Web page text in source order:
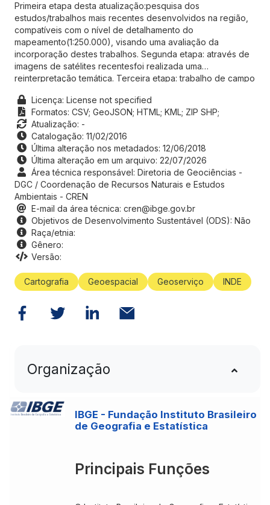
Primeira etapa desta atualização:pesquisa dos
estudos/trabalhos mais recentes desenvolvidos na região,
compatíveis com o nível de detalhamento do
mapeamento(1:250.000), visando uma avaliação da
incorporação destes trabalhos. Segunda etapa: através de
imagens de satélites recentesfoi realizada uma
reinterpretação temática. Terceira etapa: trabalho de campo
necessário. Quarta etapa: reinterpretação final. Quinta
etapa: armazenamento das informações gráficas e
alfanuméricasatualizadas no banco de dados, estruturado
para a utilização destas informações em um ambiente de
SIG. Constam deste bancoinformações sobre as unidades
geológicas, suas descrições, estruturas e análises diversas.
Licença: License not specified
Formatos: CSV; GeoJSON; HTML; KML; ZIP SHP;
Atualização: -
Catalogação: 11/02/2016
Última alteração nos metadados: 12/06/2018
Última alteração em um arquivo: 22/07/2026
Área técnica responsável: Diretoria de Geociências -
DGC / Coordenação de Recursos Naturais e Estudos
Ambientais - CREN
E-mail da área técnica: cren@ibge.gov.br
Objetivos de Desenvolvimento Sustentável (ODS): Não
Raça/etnia:
Gênero:
Versão:
Cartografia Geoespacial Geoserviço INDE
Organização
IBGE - Fundação Instituto Brasileiro
de Geografia e Estatística
Principais Funções